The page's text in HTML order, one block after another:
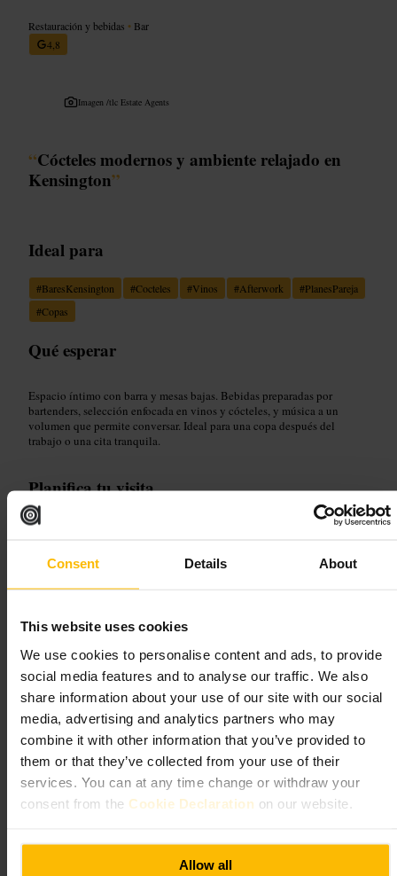
Consent Details About
This website uses cookies
We use cookies to personalise content and ads, to provide
social media features and to analyse our traffic. We also
share information about your use of our site with our social
media, advertising and analytics partners who may
combine it with other information that you’ve provided to
them or that they’ve collected from your use of their
services. You can at any time change or withdraw your
consent from the Cookie Declaration on our website.
Allow all
Restauración y bebidas • Bar
4,8
Imagen /tlc Estate Agents
“Cócteles modernos y ambiente relajado en
Kensington”
Ideal para
#BaresKensington #Cocteles #Vinos #Afterwork #PlanesPareja
#Copas
Qué esperar
Espacio íntimo con barra y mesas bajas. Bebidas preparadas por
bartenders, selección enfocada en vinos y cócteles, y música a un
volumen que permite conversar. Ideal para una copa después del
trabajo o una cita tranquila.
Planifica tu visita
antes de ir y elige ropa smart-casual para encajar con el ambiente.
37 Earls Ct Rd, London W8 6ED, UK
The Prince
4,2
2,8
Imagen /Tripadvisor